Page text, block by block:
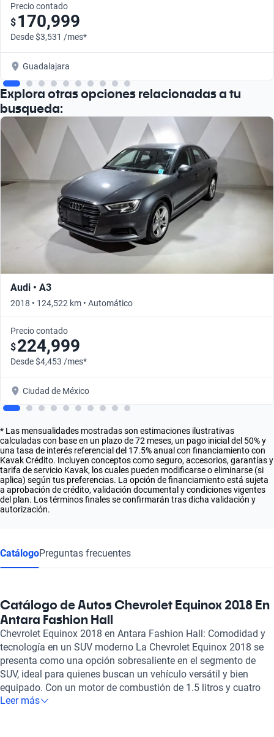
Precio contado
$ 170,999
Desde $3,531 /mes*
Guadalajara
Explora otras opciones relacionadas a tu
busqueda:
Audi • A3
2018 • 124,522 km • Automático
Precio contado
$224,999
Desde $4,453 /mes*
Ciudad de México
* Las mensualidades mostradas son estimaciones ilustrativas
calculadas con base en un plazo de 72 meses, un pago inicial del 50% y
una tasa de interés referencial del 17.5% anual con financiamiento con
Kavak Crédito. Incluyen conceptos como seguro, accesorios, garantías y
tarifa de servicio Kavak, los cuales pueden modificarse o eliminarse (si
aplica) según tus preferencias. La opción de financiamiento está sujeta
a aprobación de crédito, validación documental y condiciones vigentes
del plan. Los términos finales se confirmarán tras dicha validación y
autorización.
CatálogoPreguntas frecuentes
Catálogo de Autos Chevrolet Equinox 2018 En
Antara Fashion Hall
Chevrolet Equinox 2018 en Antara Fashion Hall: Comodidad y
tecnología en un SUV moderno La Chevrolet Equinox 2018 se
presenta como una opción sobresaliente en el segmento de
SUV, ideal para quienes buscan un vehículo versátil y bien
equipado. Con un motor de combustión de 1.5 litros y cuatro
cilindros que entrega una potencia de 170 caballos, la Equinox
Leer más